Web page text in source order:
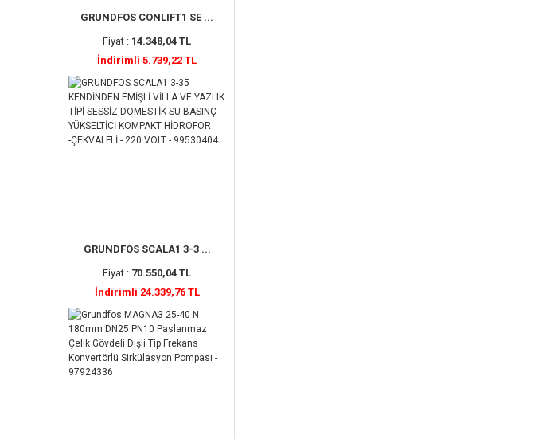
GRUNDFOS CONLIFT1 SE ...
Fiyat : 14.348,04 TL
İndirimli 5.739,22 TL
GRUNDFOS SCALA1 3-3 ...
Fiyat : 70.550,04 TL
İndirimli 24.339,76 TL